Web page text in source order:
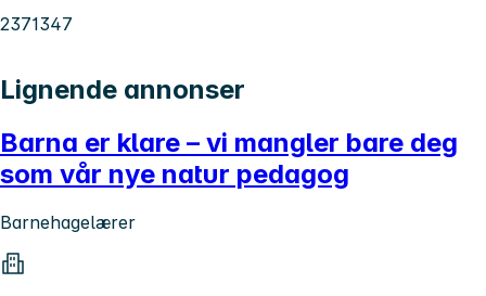
2371347
Lignende annonser
Barna er klare – vi mangler bare deg
som vår nye natur pedagog
Barnehagelærer